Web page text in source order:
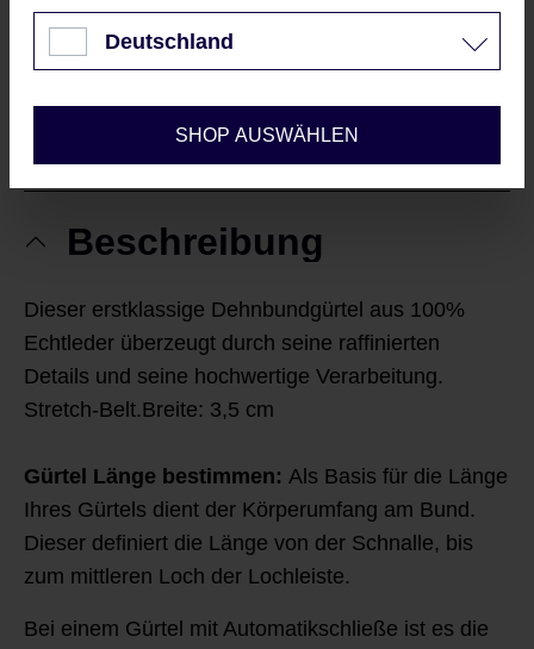
Sieht gut aus?
MERKE ICH MIR | WILL ICH TEILEN
Beschreibung
Dieser erstklassige Dehnbundgürtel aus 100%
Echtleder überzeugt durch seine raffinierten
Details und seine hochwertige Verarbeitung.
Stretch-Belt.Breite: 3,5 cm
Gürtel Länge bestimmen: Als Basis für die Länge
Ihres Gürtels dient der Körperumfang am Bund.
Dieser definiert die Länge von der Schnalle, bis
zum mittleren Loch der Lochleiste.
Bei einem Gürtel mit Automatikschließe ist es die
Deutschland
SHOP AUSWÄHLEN